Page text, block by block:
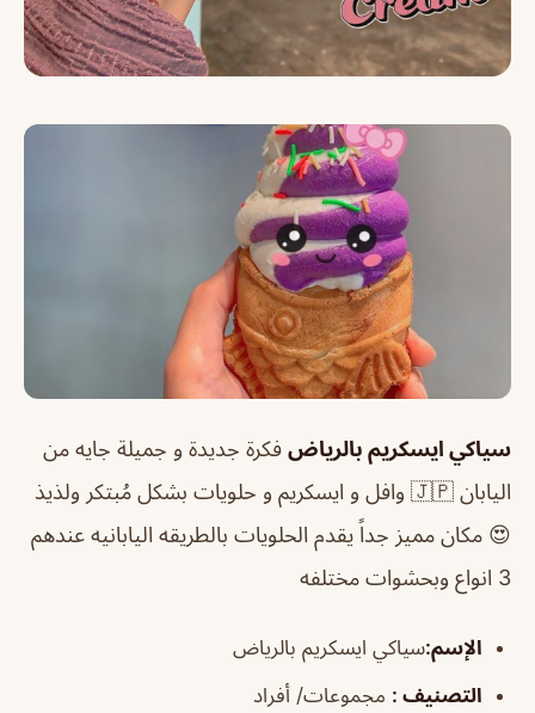
سياكي ايسكريم بالرياض فكرة جديدة و جميلة جايه من
اليابان 🇯🇵 وافل و ايسكريم و حلويات بشكل مُبتكر ولذيذ
😍 مكان مميز جداً يقدم الحلويات بالطريقه اليابانيه عندهم
3 انواع وبحشوات مختلفه
الإسم:سياكي ايسكريم بالرياض
التصنيف : مجموعات/ أفراد